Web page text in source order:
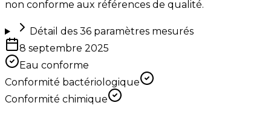
non conforme aux références de qualité.
Détail des 36paramètres mesurés
8 septembre 2025
Eau conforme
Conformité bactériologique
Conformité chimique